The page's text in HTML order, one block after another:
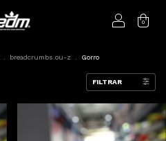
0
breadcrumbs.ou-z Gorro
FILTRAR